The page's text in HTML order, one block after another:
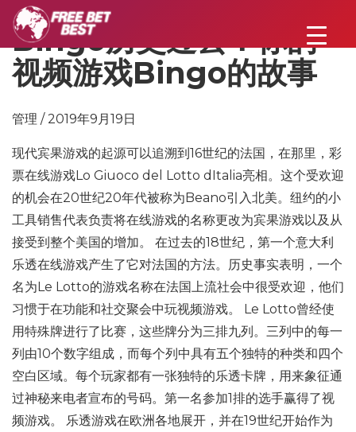
Bingo历史过去：你的
视频游戏Bingo的故事
管理 / 2019年9月19日
现代宾果游戏的起源可以追溯到16世纪的法国，在那里，彩
票在线游戏Lo Giuoco del Lotto dItalia亮相。这个受欢迎
的机会在20世纪20年代被称为Beano引入北美。纽约的小
工具销售代表负责将在线游戏的名称更改为宾果游戏以及从
接受到整个美国的增加。 在过去的18世纪，第一个意大利
乐透在线游戏产生了它对法国的方法。历史事实表明，一个
名为Le Lotto的游戏名称在法国上流社会中很受欢迎，他们
习惯于在功能和社交聚会中玩视频游戏。 Le Lotto曾经使
用特殊牌进行了比赛，这些牌分为三排九列。三列中的每一
列由10个数字组成，而每个列中具有五个独特的种类和四个
空白区域。每个玩家都有一张独特的乐透卡牌，用来象征通
过神秘来电者宣布的号码。第一名参加1排的选手赢得了视
频游戏。 乐透游戏在欧洲各地展开，并在19世纪开始作为